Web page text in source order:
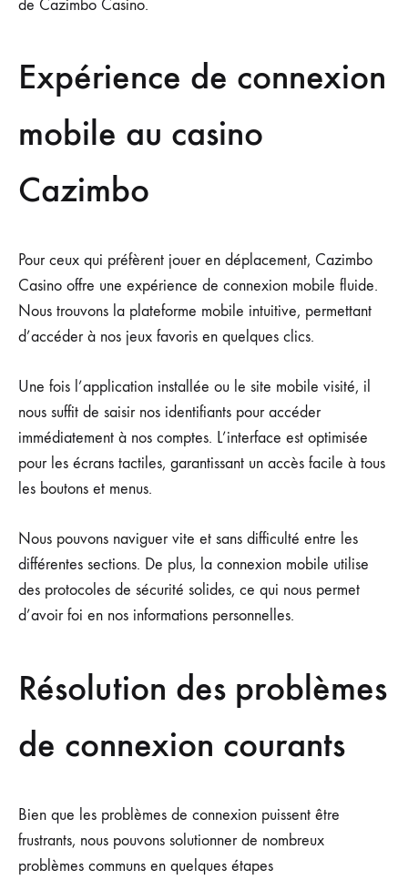
de Cazimbo Casino.
Expérience de connexion
mobile au casino
Cazimbo
Pour ceux qui préfèrent jouer en déplacement, Cazimbo
Casino offre une expérience de connexion mobile fluide.
Nous trouvons la plateforme mobile intuitive, permettant
d’accéder à nos jeux favoris en quelques clics.
Une fois l’application installée ou le site mobile visité, il
nous suffit de saisir nos identifiants pour accéder
immédiatement à nos comptes. L’interface est optimisée
pour les écrans tactiles, garantissant un accès facile à tous
les boutons et menus.
Nous pouvons naviguer vite et sans difficulté entre les
différentes sections. De plus, la connexion mobile utilise
des protocoles de sécurité solides, ce qui nous permet
d’avoir foi en nos informations personnelles.
Résolution des problèmes
de connexion courants
Bien que les problèmes de connexion puissent être
frustrants, nous pouvons solutionner de nombreux
problèmes communs en quelques étapes